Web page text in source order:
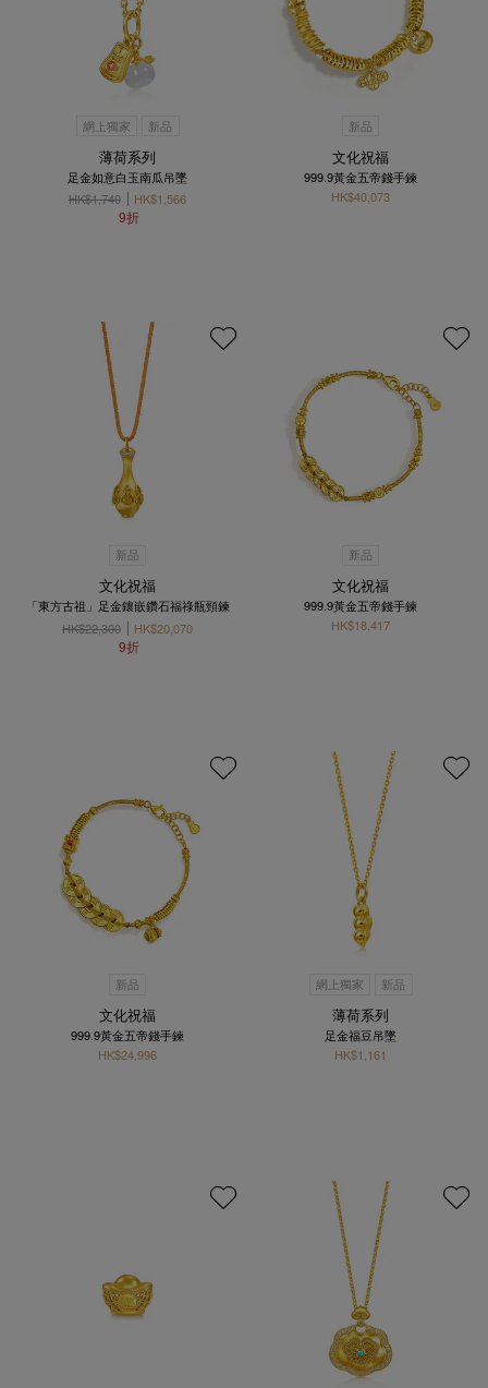
網上獨家 新品
薄荷系列
足金如意白玉南瓜吊墜
HK$1,740
HK$1,566
9折
新品
文化祝福
999.9黃金五帝錢手鍊
HK$40,073
新品
文化祝福
「東方古祖」足金鑲嵌鑽石福祿瓶頸鍊
HK$22,300
HK$20,070
9折
新品
文化祝福
999.9黃金五帝錢手鍊
HK$18,417
新品
文化祝福
999.9黃金五帝錢手鍊
HK$24,996
網上獨家 新品
薄荷系列
足金福豆吊墜
HK$1,161